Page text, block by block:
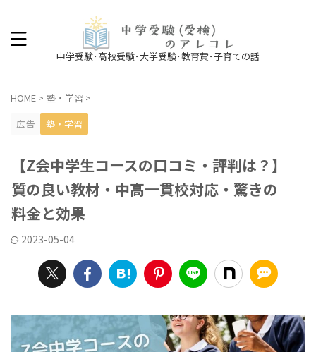
中学受験･高校受験･大学受験･教育費･子育ての話
HOME > 塾・学習 >
広告
塾・学習
【Z会中学生コースの口コミ・評判は？】
質の良い教材・中高一貫校対応・驚きの
料金と効果
2023-05-04